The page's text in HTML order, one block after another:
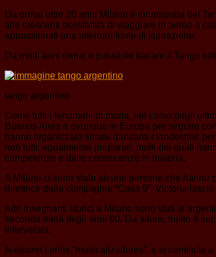
Da ormai oltre 20 anni Milano è innamorata del
alle crescenti possibilità di viaggiare in aereo a
appassionati una ulteriore fonte di ispirazione.
Da molti anni ormai è possibile ballare il Tango
tango argentino
Come tutti i fenomeni di moda, nel corso degli
Buenos Aires e ovunque in Europa per seguire
hanno organizzato serate danzanti clandestine
non tutti egualmente preparati, molti dei quali
competenze e dalle conoscenze in materia.
A Milano ci sono state alcune persone che hanno
direttrice della compagnia “Casa 9”. Victoria
Altri insegnanti storici a Milano sono stati le
seconda metà degli anni 90. Da allora, molto è
infervorata.
Nascono i primi “musicalizadores”, e si comincia